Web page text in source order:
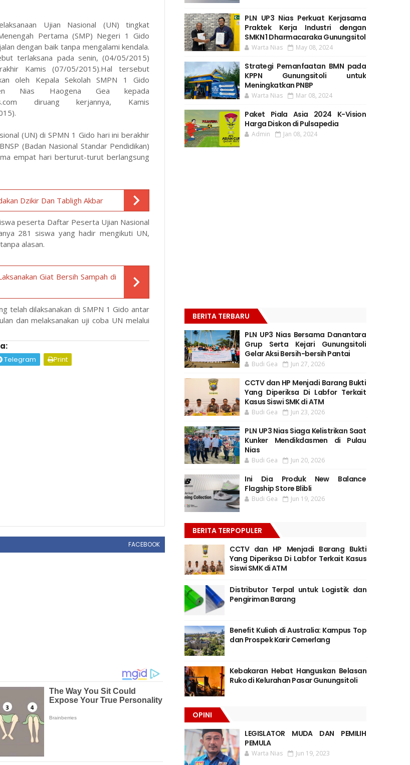
Ujian Nasional (UN) tingkat
Pertama (SMP) Negeri 1 Gido
dengan baik tanpa mengalami kendala.
terlaksana pada senin, (04/05/2015)
Kamis (07/05/2015).Hal tersebut
oleh Kepala Sekolah SMPN 1 Gido
Nias Haogena Gea kepada
diruang kerjannya, Kamis
(UN) di SPMN 1 Gido hari ini berakhir
(Badan Nasional Standar Pendidikan)
empat hari berturut-turut berlangsung
Dzikir Dan Tabligh Akbar
peserta Daftar Peserta Ujian Nasional
281 siswa yang hadir mengikuti UN,
alasan.
Giat Bersih Sampah di
telah dilaksanakan di SMPN 1 Gido antar
dan melaksanakan uji coba UN melalui
Telegram Print
FACEBOOK
PLN UP3 Nias Perkuat Kerjasama
Praktek Kerja Industri dengan
SMKN 1 Dharmacaraka Gunungsitol
Warta Nias May 08, 2024
Strategi Pemanfaatan BMN pada
KPPN Gunungsitoli untuk
Meningkatkan PNBP
Warta Nias Mar 08, 2024
Paket Piala Asia 2024 K-Vision
Harga Diskon di Pulsapedia
Admin Jan 08, 2024
BERITA TERBARU
PLN UP3 Nias Bersama Danantara
Grup Serta Kejari Gunungsitoli
Gelar Aksi Bersih-bersih Pantai
Budi Gea Jun 27, 2026
CCTV dan HP Menjadi Barang Bukti
Yang Diperiksa Di Labfor Terkait
Kasus Siswi SMK di ATM
Budi Gea Jun 23, 2026
PLN UP3 Nias Siaga Kelistrikan Saat
Kunker Mendikdasmen di Pulau
Nias
Budi Gea Jun 20, 2026
Ini Dia Produk New Balance
Flagship Store Blibli
Budi Gea Jun 19, 2026
BERITA TERPOPULER
CCTV dan HP Menjadi Barang Bukti
Yang Diperiksa Di Labfor Terkait Kasus
Siswi SMK di ATM
Distributor Terpal untuk Logistik dan
Pengiriman Barang
Benefit Kuliah di Australia: Kampus Top
dan Prospek Karir Cemerlang
Kebakaran Hebat Hanguskan Belasan
Ruko di Kelurahan Pasar Gunungsitoli
OPINI
LEGISLATOR MUDA DAN PEMILIH
PEMULA
Warta Nias Jun 19, 2023